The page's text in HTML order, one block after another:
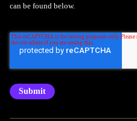
can be found below.